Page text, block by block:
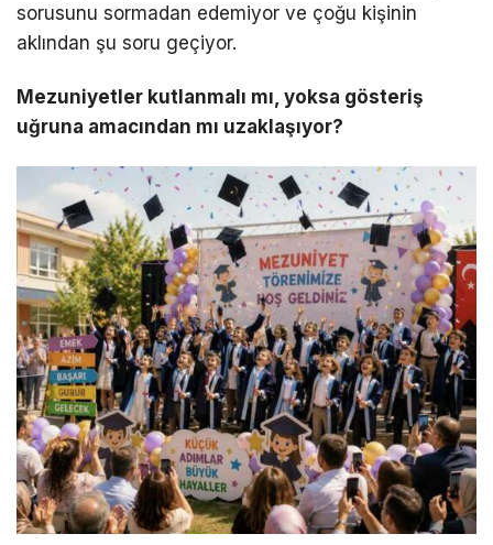
sorusunu sormadan edemiyor ve çoğu kişinin
aklından şu soru geçiyor.
Mezuniyetler kutlanmalı mı, yoksa gösteriş
uğruna amacından mı uzaklaşıyor?